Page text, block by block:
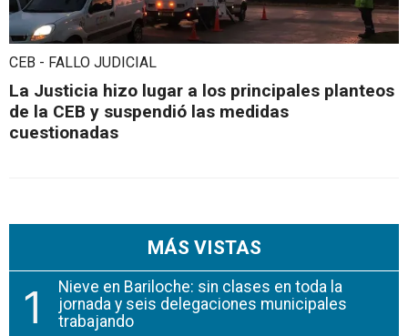
CEB - FALLO JUDICIAL
La Justicia hizo lugar a los principales planteos
de la CEB y suspendió las medidas
cuestionadas
MÁS VISTAS
1
Nieve en Bariloche: sin clases en toda la
jornada y seis delegaciones municipales
trabajando